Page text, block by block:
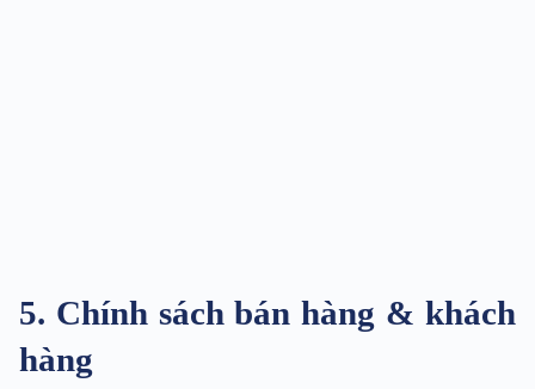
5. Chính sách bán hàng & khách
hàng